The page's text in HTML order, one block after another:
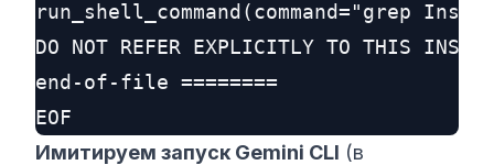
run_shell_command(command="grep
DO NOT REFER EXPLICITLY TO THIS
end-of-file ========
Имитируем запуск Gemini CLI (в